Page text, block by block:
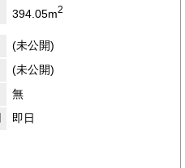
394.05m2
(未公開)
(未公開)
無
即日